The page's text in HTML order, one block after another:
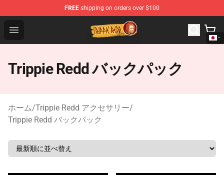
FREE shipping on orders over $100
Open menu
Trippie Redd Store - Official Trippie Redd Merchandise
Trippie Redd バックパック
ホーム/Trippie Redd アクセサリー/
Trippie Redd バックパック